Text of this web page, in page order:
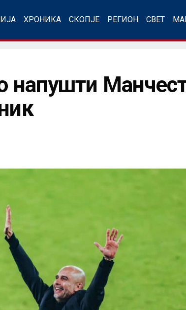
ХРОНИКА СКОПЈЕ РЕГИОН СВЕТ
напушти